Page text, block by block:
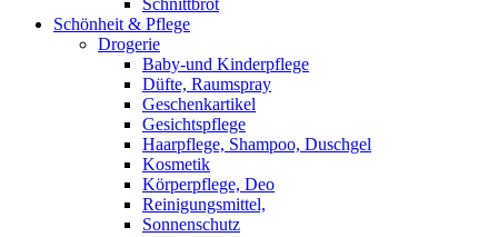
Schnittbrot
Schönheit & Pflege
Drogerie
Baby-und Kinderpflege
Düfte, Raumspray
Geschenkartikel
Gesichtspflege
Haarpflege, Shampoo, Duschgel
Kosmetik
Körperpflege, Deo
Reinigungsmittel,
Sonnenschutz